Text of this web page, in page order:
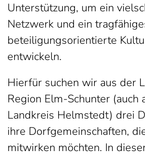
Unterstützung, um ein
Netzwerk und ein
beteiligungsorientierte
entwickeln.
Hierfür suchen wir aus der
Region Elm-Schunter (auch
Landkreis Helmstedt) drei
ihre Dorfgemeinschaften,
mitwirken möchten. In